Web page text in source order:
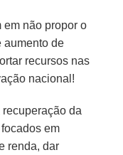
em não propor o
aumento de
recursos nas
nacional!
da
em
renda, dar